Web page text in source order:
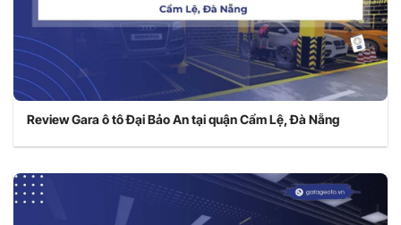
Review Gara ô tô Đại Bảo An tại quận Cẩm Lệ, Đà Nẵng